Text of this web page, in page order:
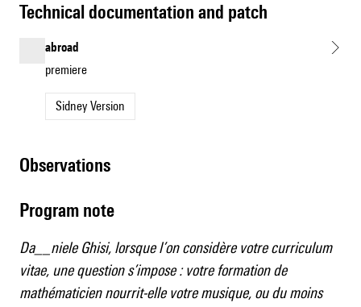
technical documentation and patch
abroad
premiere
Sidney Version
observations
Program note
Da__niele Ghisi, lorsque l’on considère votre curriculum
vitae, une question s’impose : votre formation de
mathématicien nourrit-elle votre musique, ou du moins